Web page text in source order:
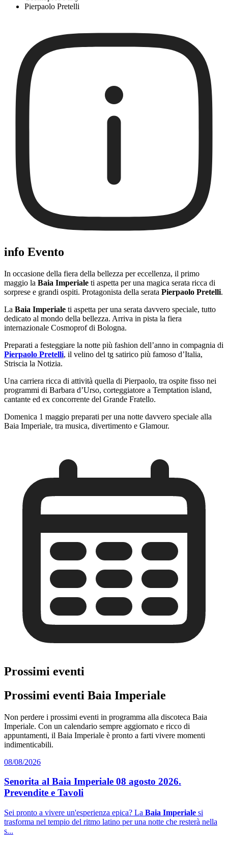
Pierpaolo Pretelli
info Evento
In occasione della fiera della bellezza per eccellenza, il primo
maggio la Baia Imperiale ti aspetta per una magica serata ricca di
sorprese e grandi ospiti. Protagonista della serata Pierpaolo Pretelli.
La Baia Imperiale ti aspetta per una serata davvero speciale, tutto
dedicato al mondo della bellezza. Arriva in pista la fiera
internazionale Cosmoprof di Bologna.
Preparati a festeggiare la notte più fashion dell’anno in compagnia di
Pierpaolo Pretelli, il velino del tg satirico più famoso d’Italia,
Striscia la Notizia.
Una carriera ricca di attività quella di Pierpaolo, tra ospite fisso nei
programmi di Barbara d’Urso, corteggiatore a Temptation island,
cantante ed ex concorrente del Grande Fratello.
Domenica 1 maggio preparati per una notte davvero speciale alla
Baia Imperiale, tra musica, divertimento e Glamour.
Prossimi eventi
Prossimi eventi Baia Imperiale
Non perdere i prossimi eventi in programma alla discoteca Baia
Imperiale. Con un calendario sempre aggiornato e ricco di
appuntamenti, il Baia Imperiale è pronto a farti vivere momenti
indimenticabili.
08/08/2026
Senorita al Baia Imperiale 08 agosto 2026.
Prevendite e Tavoli
Sei pronto a vivere un'esperienza epica? La Baia Imperiale si
trasforma nel tempio del ritmo latino per una notte che resterà nella
s...